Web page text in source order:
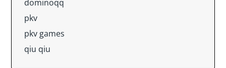
dominoqq
pkv
pkv games
qiu qiu